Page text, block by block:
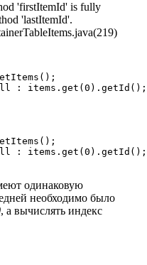
'firstItemId' is fully
'lastItemId'.
: items.get(0).getId();
: items.get(0).getId();
одинаковую
необходимо было
, а вычислять индекс